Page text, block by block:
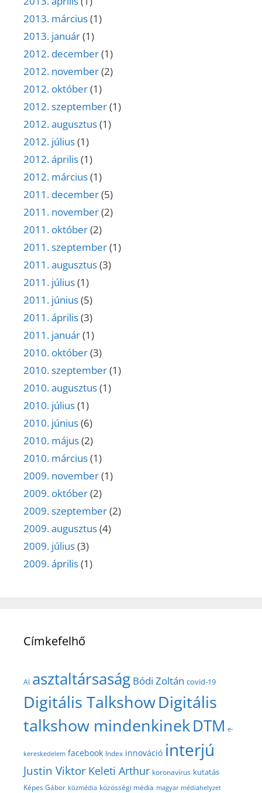
2013. március(1)
2013. január(1)
2012. december(1)
2012. november(2)
2012. október(1)
2012. szeptember(1)
2012. augusztus(1)
2012. július(1)
2012. április(1)
2012. március(1)
2011. december(5)
2011. november(2)
2011. október(2)
2011. szeptember(1)
2011. augusztus(3)
2011. július(1)
2011. június(5)
2011. április(3)
2011. január(1)
2010. október(3)
2010. szeptember(1)
2010. augusztus(1)
2010. július(1)
2010. június(6)
2010. május(2)
2010. március(1)
2009. november(1)
2009. október(2)
2009. szeptember(2)
2009. augusztus(4)
2009. július(3)
2009. április(1)
Címkefelhő
AI asztaltársaság Bódi Zoltán covid-19
Digitális TalkshowDigitális
talkshow mindenkinekDTM e-
kereskedelem facebook Index innováció interjú
Justin Viktor Keleti Arthur koronavírus kutatás
Képes Gábor közmédia közösségi média magyar médiahelyzet